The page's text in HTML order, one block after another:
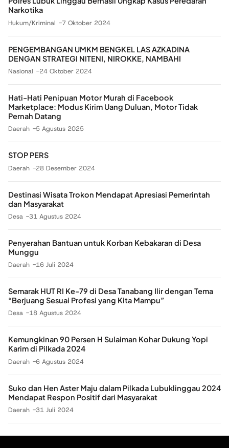
Narkotika
Hukum/Kriminal 7 Oktober 2024
PENGEMBANGAN UMKM BENGKEL LAS AZKADINA
DENGAN STRATEGI NITENI, NIROKKE, NAMBAHI
Nasional 24 Oktober 2024
Hati-Hati Penipuan Motor Murah di Facebook
Marketplace: Modus Kirim Uang Duluan, Motor Tidak
Pernah Datang
Daerah 5 Agustus 2025
STOP PERS
Daerah 28 Desember 2024
Destinasi Wisata Trokon Mendapat Apresiasi Pemerintah
dan Masyarakat
Desa 31 Agustus 2024
Penyerahan Bantuan untuk Korban Kebakaran di Desa
Munggu
Daerah 16 Juli 2024
Semarak HUT RI Ke-79 di Desa Tanabang Ilir dengan Tema
“Berjuang Sesuai Profesi yang Kita Mampu”
Desa 18 Agustus 2024
Kemungkinan 90 Persen H Sulaiman Kohar Dukung Yopi
Karim di Pilkada 2024
Daerah 6 Agustus 2024
Suko dan Hen Aster Maju dalam Pilkada Lubuklinggau 2024
Mendapat Respon Positif dari Masyarakat
Daerah 31 Juli 2024